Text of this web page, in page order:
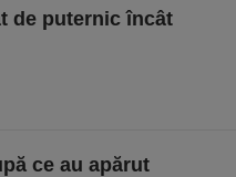
de puternic încât
ce au apărut